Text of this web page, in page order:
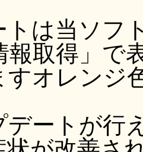
トは当ソフ
報取得」で
すオレンジ
デートが行